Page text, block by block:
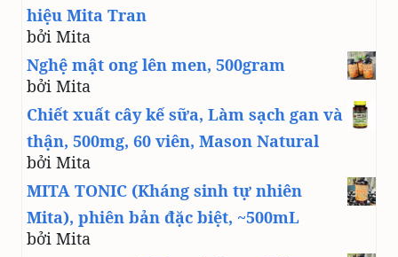
hiệu Mita Tran
bởi Mita
Nghệ mật ong lên men, 500gram
bởi Mita
Chiết xuất cây kế sữa, Làm sạch gan và
thận, 500mg, 60 viên, Mason Natural
bởi Mita
MITA TONIC (Kháng sinh tự nhiên
Mita), phiên bản đặc biệt, ~500mL
bởi Mita